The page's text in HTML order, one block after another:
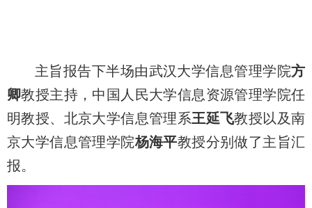
主旨报告下半场由武汉大学信息管理学院方
卿教授主持，中国人民大学信息资源管理学院任
明教授、北京大学信息管理系王延飞教授以及南
京大学信息管理学院杨海平教授分别做了主旨汇
报。